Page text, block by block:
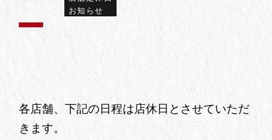
お知らせ
各店舗、下記の日程は店休日とさせていただ
きます。